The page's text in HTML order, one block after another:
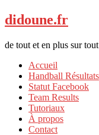
didoune.fr
de tout et en plus sur tout
Accueil
Handball Résultats
Statut Facebook
Team Results
Tutoriaux
À propos
Contact